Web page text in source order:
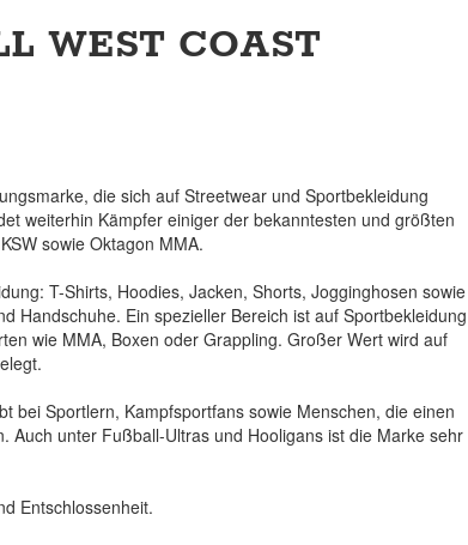
WEST COAST
die sich auf Streetwear und Sportbekleidung
weiterhin Kämpfer einiger der bekanntesten und größten
KSW sowie Oktagon MMA.
T-Shirts, Hoodies, Jacken, Shorts, Jogginghosen sowie
Handschuhe. Ein spezieller Bereich ist auf Sportbekleidung
wie MMA, Boxen oder Grappling. Großer Wert wird auf
bei Sportlern, Kampfsportfans sowie Menschen, die einen
Auch unter Fußball-Ultras und Hooligans ist die Marke sehr
Entschlossenheit.